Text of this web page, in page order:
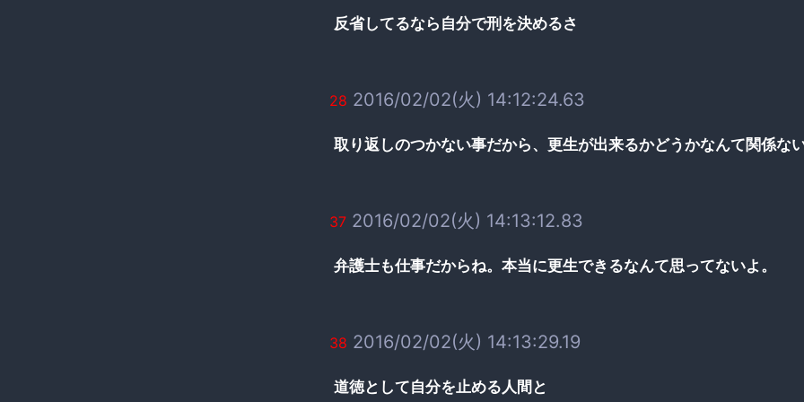
反省してるなら自分で刑を決めるさ
28 2016/02/02(火) 14:12:24.63
取り返しのつかない事だから、更生が出来るかどうかなんて関係な
37 2016/02/02(火) 14:13:12.83
弁護士も仕事だからね。本当に更生できるなんて思ってないよ。
38 2016/02/02(火) 14:13:29.19
道徳として自分を止める人間と